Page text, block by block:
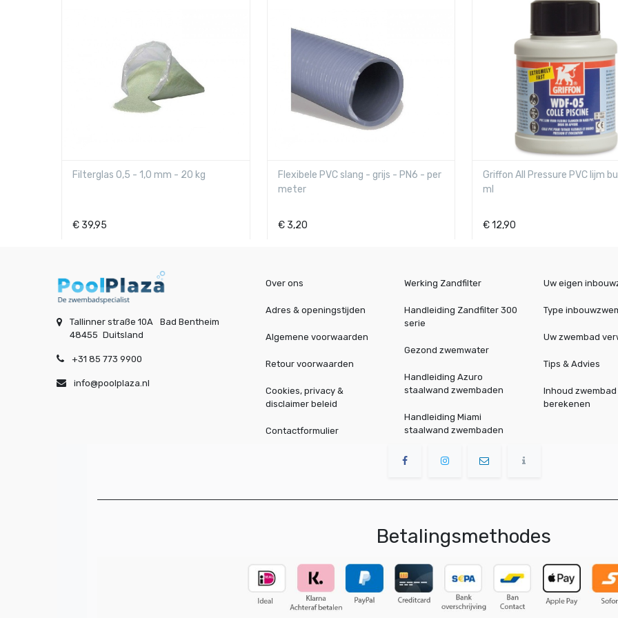
Flexibele PVC slang - grijs - PN6 - per
€ 3,20
Griffon All Pressure PVC lijm bus 250
ml
€ 12,90
PVC Koppelstuk 3-delig - 50
x 1 1/2" buitendraad
€5,20
Tallinner straße 10A
Bad Bentheim
48455 Duitsland
+31 85 773 9900
info@poolplaza.nl
Over ons
Adres & openingstijden
Algemene voorwaarden
Retour voorwaarden
Cookies, privacy &
disclaimer beleid
Contactformulier
Werking Zandfilter
Handleiding Zandfilter 300
serie
Gezond zwemwater
Handleiding Azuro
staalwand zwembaden
Handleiding Miami
staalwand zwembaden
Uw eigen
Type
Uw zwembad
Tips & Advies
Inhoud zwembad
berekenen
Betalingsmethodes